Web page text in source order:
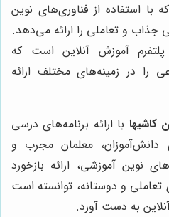
استفاده از فناوری‌های نوین
جذاب و تعاملی را ارائه می‌دهد.
آموزش آنلاین است که
را در زمینه‌های مختلف ارائه
کاشیها با ارائه برنامه‌های درسی
معلمان مجرب و
نوین آموزشی، ارائه بازخورد
و دوستانه، توانسته است
به دست آورد.